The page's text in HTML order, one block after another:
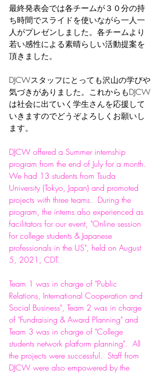
最終発表会では各チームが３０分の持
ち時間でスライドを使いながら一人一
人がプレゼンしました。各チームより
若い感性による素晴らしい活動提案を
頂きました。
DJCWスタッフにとっても沢山の学びや
気づきがありました。これからもDJCW
は社会に出ていく学生さんを応援して
いきますのでどうぞよろしくお願いし
ます。
DJCW offered a Summer internship
program from the end of July for a month.
We had 13 students from Tsuda
University (Tokyo, Japan) and promoted
projects with three teams.  During the
program, the interns also experienced as
facilitators for our event, "Online session
for college students & Japanese
professionals in the US", held on August
5, 2021, CDT.
Team 1 was in charge of "Public
Relations, International Cooperation and
Social Business", Team 2 was in charge
of "Fundraising & Award Planning" and
Team 3 was in charge of "College
students network platform planning".  All
the projects were successful.  Staff from
DJCW were also empowered by the